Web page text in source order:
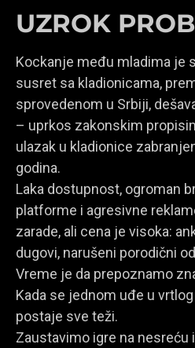
UZROK
Kockanje među mladima je
susret sa kladionicama,
sprovedenom u Srbiji,
– uprkos zakonskim
ulazak u kladionice
godina.
Laka dostupnost, ogroman
platforme i agresivne
zarade, ali cena je visoka:
dugovi, narušeni porodični
Vreme je da prepoznamo
Kada se jednom uđe u
postaje sve teži.
Zaustavimo igre na nesreću